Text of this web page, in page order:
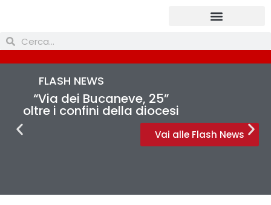
FLASH NEWS
“Via dei Bucaneve, 25”
oltre i confini della diocesi
Vai alle Flash News